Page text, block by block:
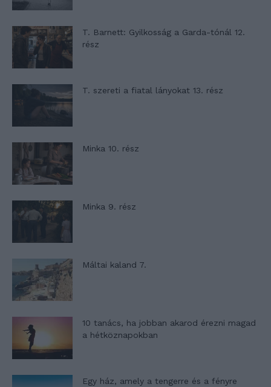
T. Barnett: Gyilkosság a Garda-tónál 12.
rész
T. szereti a fiatal lányokat 13. rész
Minka 10. rész
Minka 9. rész
Máltai kaland 7.
10 tanács, ha jobban akarod érezni magad
a hétköznapokban
Egy ház, amely a tengerre és a fényre